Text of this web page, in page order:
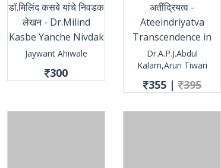
डॉ.मिलिंद कसबे यांचे निवडक
लेखन - Dr.Milind
Kasbe Yanche Nivdak
Lekhan
Jaywant Ahiwale
300
अतींद्रियत्व -
Ateeindriyatva
Transcendence in
Kannada
Dr.A.P.J.Abdul
Kalam,Arun Tiwari
355 | 395